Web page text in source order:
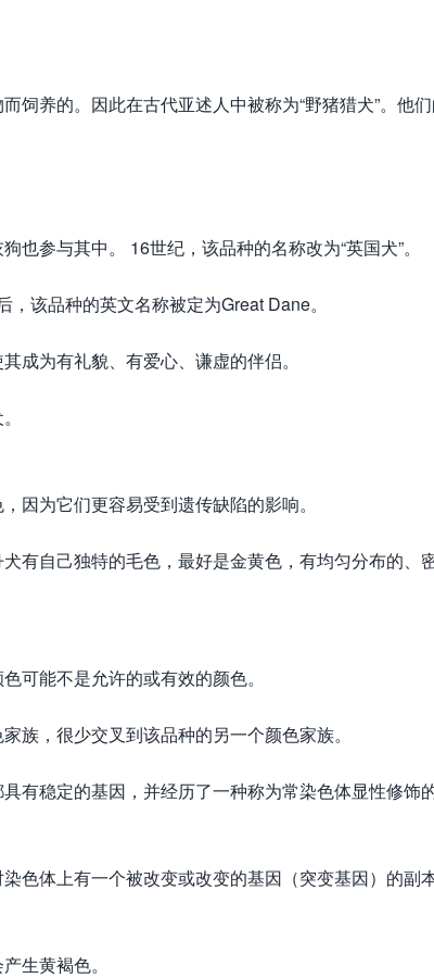
饲养的。因此在古代亚述人中被称为“野猪猎犬”。他
参与其中。 16世纪，该品种的名称改为“英国犬”。
该品种的英文名称被定为Great Dane。
成为有礼貌、有爱心、谦虚的伴侣。
因为它们更容易受到遗传缺陷的影响。
有自己独特的毛色，最好是金黄色，有均匀分布的、
可能不是允许的或有效的颜色。
族，很少交叉到该品种的另一个颜色家族。
有稳定的基因，并经历了一种称为常染色体显性修饰
色体上有一个被改变或改变的基因（突变基因）的副
生黄褐色。